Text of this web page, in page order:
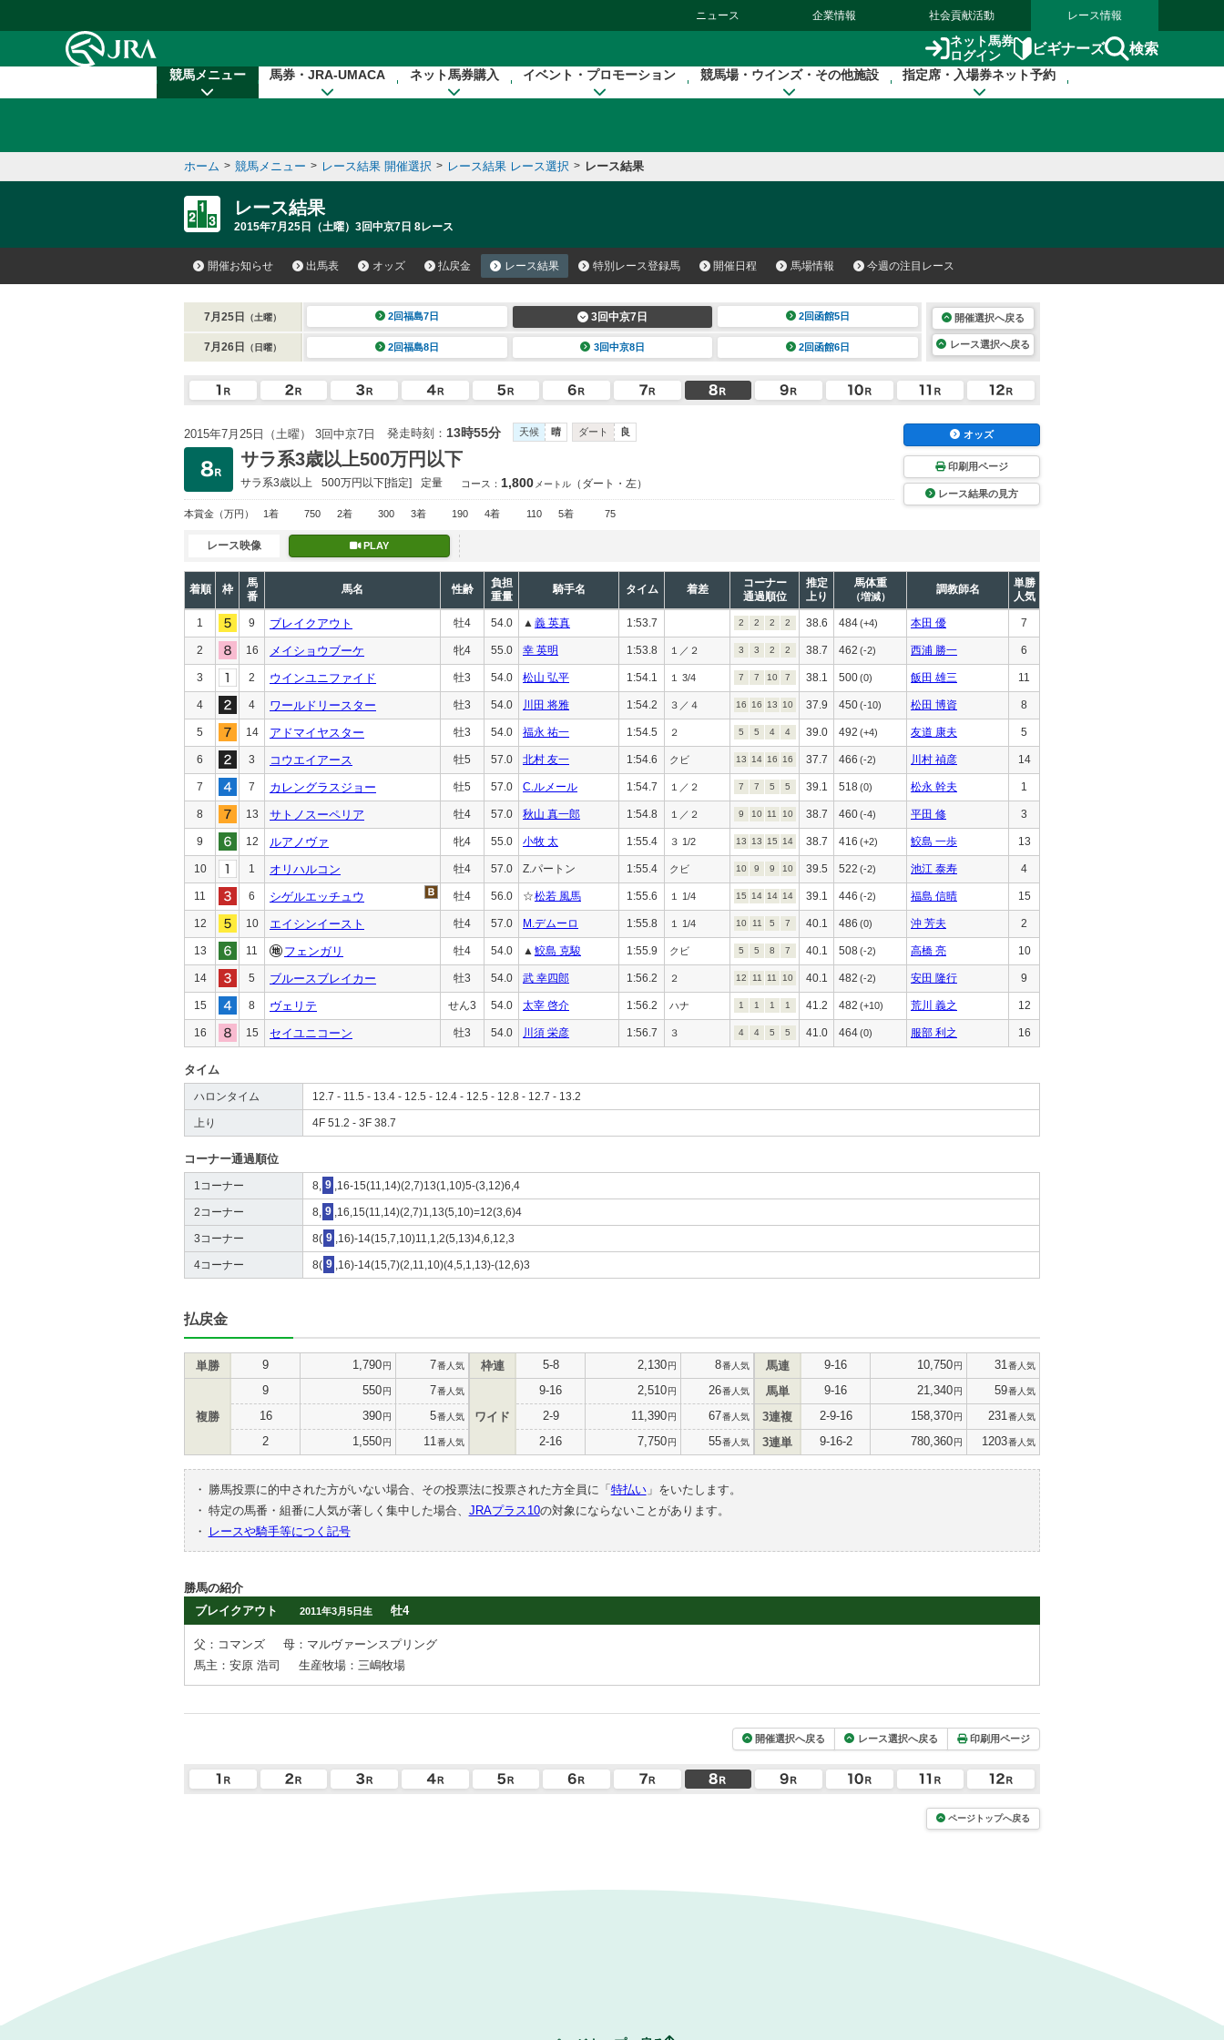
ニュース 企業情報 社会貢献活動 レース情報
ネット馬券
ログイン
ビギナーズ 検索
競馬メニュー 馬券・JRA-UMACA ネット馬券購入 イベント・プロモーション 競馬場・ウインズ・その他施設 指定席・入場券ネット予約
ホーム > 競馬メニュー > レース結果 開催選択 > レース結果 レース選択 > レース結果
レース結果
2015年7月25日（土曜）3回中京7日 8レース
開催お知らせ 出馬表 オッズ 払戻金 レース結果 特別レース登録馬 開催日程 馬場情報 今週の注目レース
7月25日 （土曜） 2回福島7日 3回中京7日 2回函館5日
7月26日 （日曜） 2回福島8日 3回中京8日 2回函館6日
開催選択へ戻る
レース選択へ戻る
2015年7月25日（土曜） 3回中京7日 発走時刻： 13時55分 天候 晴 ダート 良
サラ系3歳以上500万円以下
サラ系3歳以上 500万円以下[指定] 定量 コース： 1,800 メートル （ダート・左）
本賞金 （万円） 1着 750 2着 300 3着 190 4着 110 5着 75
オッズ
印刷用ページ
レース結果の見方
レース映像 PLAY
着順 枠
馬
番
馬名 性齢
負担
重量
騎手名 タイム 着差
コーナー
通過順位
推定
上り
馬体重
（増減）
調教師名
単勝
人気
1 9 ブレイクアウト 牡4 54.0 ▲ 義 英真 1:53.7 2 2 2 2 38.6 484(+4) 本田 優 7
2 16 メイショウブーケ 牝4 55.0 幸 英明 1:53.8 １／２ 3 3 2 2 38.7 462 (-2) 西浦 勝一 6
3 2 ウインユニファイド 牡3 54.0 松山 弘平 1:54.1 １ 3/4 7 7 10 7 38.1 500(0) 飯田 雄三 11
4 4 ワールドリースター 牡3 54.0 川田 将雅 1:54.2 ３／４ 16 16 13 10 37.9 450(-10) 松田 博資 8
5 14 アドマイヤスター 牡3 54.0 福永 祐一 1:54.5 ２ 5 5 4 4 39.0 492 (+4) 友道 康夫 5
6 3 コウエイアース 牡5 57.0 北村 友一 1:54.6 クビ 13 14 16 16 37.7 466 (-2) 川村 禎彦 14
7 7 カレングラスジョー 牡5 57.0 C.ルメール 1:54.7 １／２ 7 7 5 5 39.1 518(0) 松永 幹夫 1
8 13 サトノスーペリア 牡4 57.0 秋山 真一郎 1:54.8 １／２ 9 10 11 10 38.7 460(-4) 平田 修 3
9 12 ルアノヴァ 牝4 55.0 小牧 太 1:55.4 ３ 1/2 13 13 15 14 38.7 416 (+2) 鮫島 一歩 13
10 1 オリハルコン 牡4 57.0 Z.パートン 1:55.4 クビ 10 9 9 10 39.5 522 (-2) 池江 泰寿 4
11 6 シゲルエッチュウ 牡4 56.0 ☆松若 風馬 1:55.6 １ 1/4 15 14 14 14 39.1 446 (-2) 福島 信晴 15
12 10 エイシンイースト 牡4 57.0 M.デムーロ 1:55.8 １ 1/4 10 11 5 7 40.1 486 (0) 沖 芳夫 2
13 11 フェンガリ 牡4 54.0 ▲ 鮫島 克駿 1:55.9 クビ 5 5 8 7 40.1 508(-2) 高橋 亮 10
14 5 ブルースブレイカー 牡3 54.0 武 幸四郎 1:56.2 ２ 12 11 11 10 40.1 482 (-2) 安田 隆行 9
15 8 ヴェリテ せん3 54.0 太宰 啓介 1:56.2 ハナ 1 1 1 1 41.2 482 (+10) 荒川 義之 12
16 15 セイユニコーン 牡3 54.0 川須 栄彦 1:56.7 ３ 4 4 5 5 41.0 464(0) 服部 利之 16
タイム
ハロンタイム 12.7 - 11.5 - 13.4 - 12.5 - 12.4 - 12.5 - 12.8 - 12.7 - 13.2
上り 4F 51.2 - 3F 38.7
コーナー通過順位
1コーナー 8, 9 ,16-15(11,14)(2,7)13(1,10)5-(3,12)6,4
2コーナー 8, 9 ,16,15(11,14)(2,7)1,13(5,10)=12(3,6)4
3コーナー 8( 9 ,16)-14(15,7,10)11,1,2(5,13)4,6,12,3
4コーナー 8( 9 ,16)-14(15,7)(2,11,10)(4,5,1,13)-(12,6)3
払戻金
単勝 9 1,790円 7番人気
複勝
9 550円 7番人気
16 390円 5番人気
2 1,550円 11 番人気
枠連 5-8 2,130円 8番人気
ワイド
9-16 2,510円 26番人気
2-9 11,390円 67番人気
2-16 7,750円 55番人気
馬連 9-16 10,750円 31 番人気
馬単 9-16 21,340円 59番人気
3連複 2-9-16 158,370円 231 番人気
3連単 9-16-2 780,360円 1203番人気
・ 勝馬投票に的中された方がいない場合、その投票法に投票された方全員に「 特払い」をいたします。
・ 特定の馬番・組番に人気が著しく集中した場合、 JRAプラス10の対象にならないことがあります。
・
レースや騎手等につく記号
勝馬の紹介
ブレイクアウト
2011年3月5日生 牡4
父：コマンズ
母：マルヴァーンスプリング
馬主：安原 浩司
生産牧場：三嶋牧場
開催選択へ戻る レース選択へ戻る 印刷用ページ
ページトップへ戻る